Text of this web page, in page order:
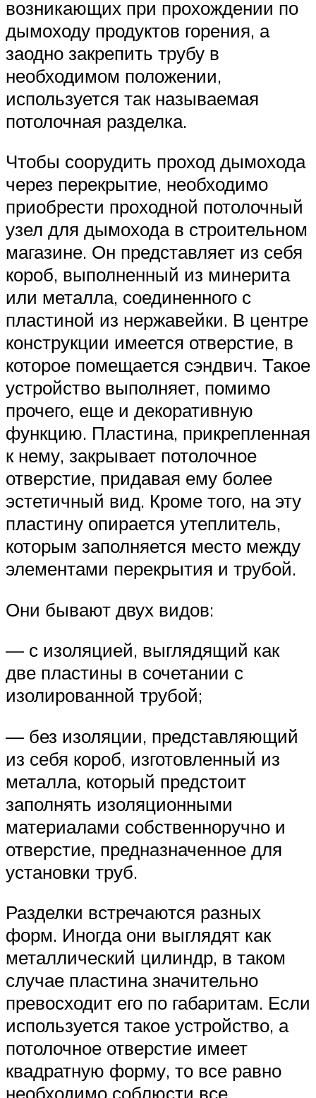
возникающих при прохождении по
дымоходу продуктов горения, а
заодно закрепить трубу в
необходимом положении,
используется так называемая
потолочная разделка.
Чтобы соорудить проход дымохода
через перекрытие, необходимо
приобрести проходной потолочный
узел для дымохода в строительном
магазине. Он представляет из себя
короб, выполненный из минерита
или металла, соединенного с
пластиной из нержавейки. В центре
конструкции имеется отверстие, в
которое помещается сэндвич. Такое
устройство выполняет, помимо
прочего, еще и декоративную
функцию. Пластина, прикрепленная
к нему, закрывает потолочное
отверстие, придавая ему более
эстетичный вид. Кроме того, на эту
пластину опирается утеплитель,
которым заполняется место между
элементами перекрытия и трубой.
Они бывают двух видов:
— с изоляцией, выглядящий как
две пластины в сочетании с
изолированной трубой;
— без изоляции, представляющий
из себя короб, изготовленный из
металла, который предстоит
заполнять изоляционными
материалами собственноручно и
отверстие, предназначенное для
установки труб.
Разделки встречаются разных
форм. Иногда они выглядят как
металлический цилиндр, в таком
случае пластина значительно
превосходит его по габаритам. Если
используется такое устройство, а
потолочное отверстие имеет
квадратную форму, то все равно
необходимо соблюсти все